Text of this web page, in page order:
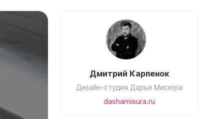
Дмитрий Карпенок
Дизайн-студия Дарьи Мисюра
dashamisura.ru